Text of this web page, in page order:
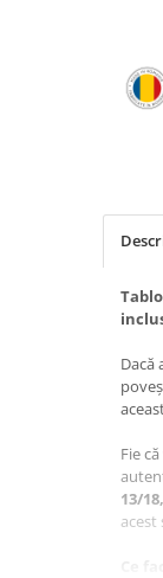
Dacă
Fie
13/
acest